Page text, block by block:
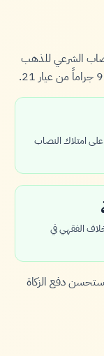
الشرعي للذهب
كاملة (354 يوماً) على امتلاك النصاب
الفقهي في
دفع الزكاة